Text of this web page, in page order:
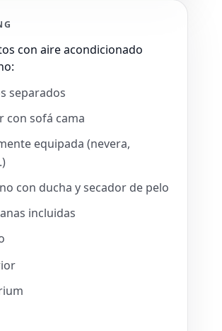
con aire acondicionado
separados
con sofá cama
equipada (nevera,
con ducha y secador de pelo
incluidas